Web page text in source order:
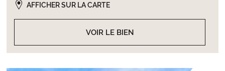
VOIR LE BIEN
AFFICHER SUR LA CARTE